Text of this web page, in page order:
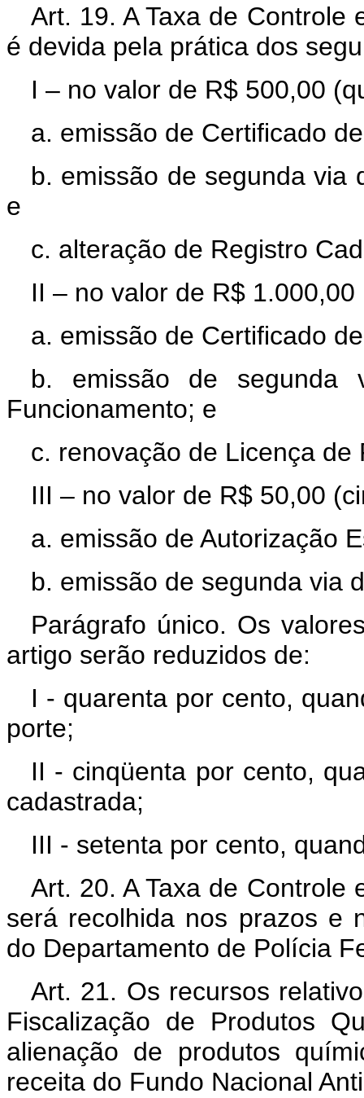
Art. 19. A Taxa de Controle
é devida pela prática dos
I – no valor de R$ 500,00
a. emissão de Certificado
b. emissão de segunda via
e
c. alteração de Registro
II – no valor de R$
a. emissão de Certificado
b. emissão de segunda
Funcionamento; e
c. renovação de Licença de
III – no valor de R$ 50,00
a. emissão de Autorização
b. emissão de segunda via
Parágrafo único. Os
artigo serão reduzidos de:
I - quarenta por cento,
porte;
II - cinqüenta por cento,
cadastrada;
III - setenta por cento,
Art. 20. A Taxa de Controle
será recolhida nos prazos e
do Departamento de Polícia
Art. 21. Os recursos
Fiscalização de Produtos
alienação de produtos
receita do Fundo Nacional